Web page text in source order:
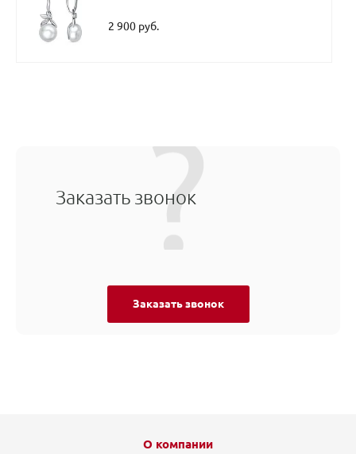
2 900 руб.
Заказать звонок
Заказать звонок
О компании